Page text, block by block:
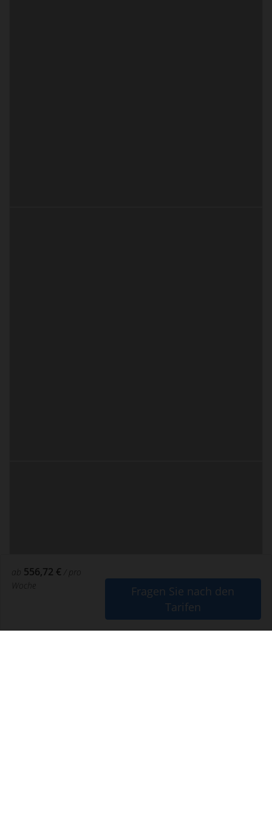
ab 556,72 €
/ pro
Woche
Fragen Sie nach den
Tarifen